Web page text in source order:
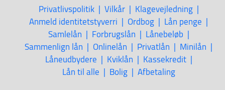
Privatlivspolitik Vilkår Klagevejledning
Anmeld identitetstyverri Ordbog Lån penge
Samlelån Forbrugslån Lånebeløb
Sammenlign lån Onlinelån Privatlån Minilån
Låneudbydere Kviklån Kassekredit
Lån til alle Bolig Afbetaling